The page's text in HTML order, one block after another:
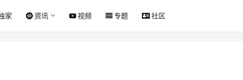
家 资讯 视频 专题 社区